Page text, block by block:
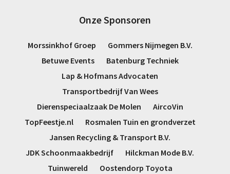
Onze Sponsoren
Morssinkhof Groep
Gommers Nijmegen B.V.
Betuwe Events
Batenburg Techniek
Lap & Hofmans Advocaten
Transportbedrijf Van Wees
Dierenspeciaalzaak De Molen
AircoVin
TopFeestje.nl
Rosmalen Tuin en grondverzet
Jansen Recycling & Transport B.V.
JDK Schoonmaakbedrijf
Hilckman Mode B.V.
Tuinwereld
Oostendorp Toyota